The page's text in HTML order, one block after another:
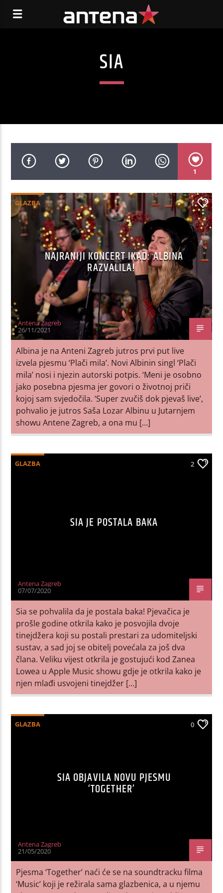
SIA
1
GLAZBA 1
NAJRANIJI KONCERT IKAD: ALBINA
RAZVALILA!
Antena Zagreb
26/11/2021
Albina je na Anteni Zagreb jutros prvi put live
izvela pjesmu ‘Plači mila’. Novi Albinin singl ‘Plači
mila’ nosi i njezin autorski potpis. ‘Meni je osobno
jako posebna pjesma jer govori o životnoj priči
kojoj sam svjedočila. ‘Super zvučiš dok pjevaš live’,
pohvalio je jutros Saša Lozar Albinu u Jutarnjem
showu Antene Zagreb, a ona mu […]
GLAZBA 2
SIA JE POSTALA BAKA
Antena Zagreb
07/07/2020
Sia se pohvalila da je postala baka! Pjevačica je
prošle godine otkrila kako je posvojila dvoje
tinejdžera koji su postali prestari za udomiteljski
sustav, a sad joj se obitelj povećala za još dva
člana. Veliku vijest otkrila je gostujući kod Zanea
Lowea u Apple Music showu gdje je otkrila kako je
njen mlađi usvojeni tinejdžer […]
GLAZBA 0
SIA OBJAVILA NOVU PJESMU
‘TOGETHER’
Antena Zagreb
21/05/2020
Pjesma ‘Together’ naći će se na soundtracku filma
‘Music’ koji je režirala sama glazbenica, a u njemu